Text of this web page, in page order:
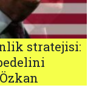
stratejisi: